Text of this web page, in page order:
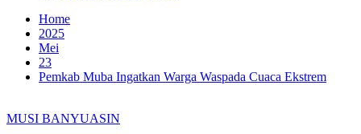
Home
2025
Mei
23
Pemkab Muba Ingatkan Warga Waspada Cuaca Ekstrem
MUSI BANYUASIN